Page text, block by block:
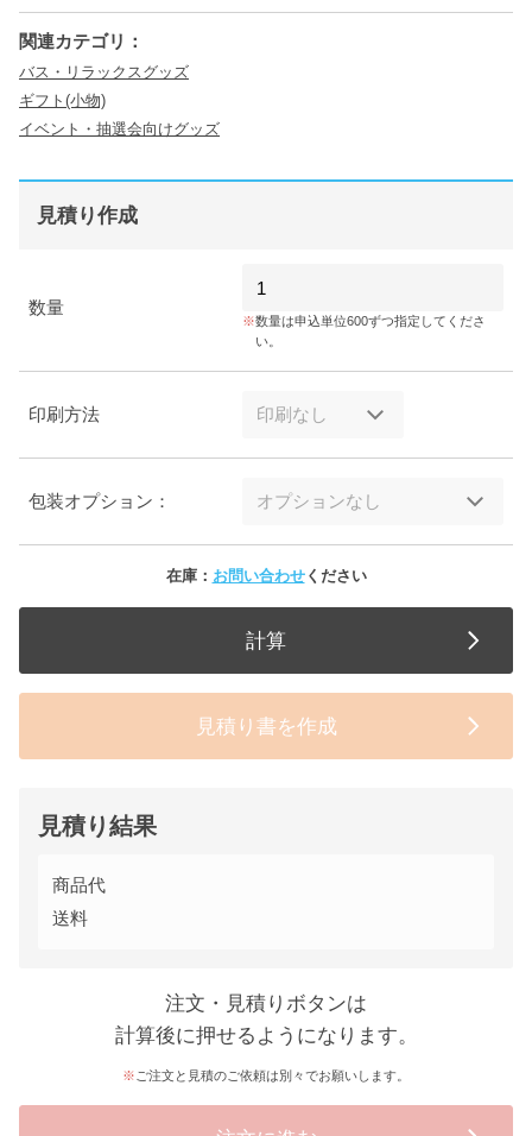
関連カテゴリ：
バス・リラックスグッズ
ギフト(小物)
イベント・抽選会向けグッズ
見積り作成
数量
数量は申込単位600ずつ指定してくださ
い。
印刷方法
包装オプション：
在庫： お問い合わせください
計算
見積り書を作成
見積り結果
商品代
送料
注文・見積りボタンは
計算後に押せるようになります。
ご注文と見積のご依頼は別々でお願いします。